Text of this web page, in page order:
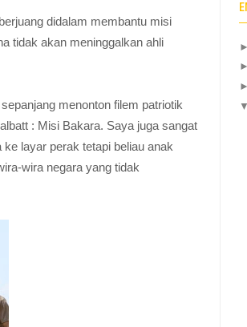
didalam membantu misi
tidak akan meninggalkan ahli
menonton filem patriotik
: Misi Bakara. Saya juga sangat
layar perak tetapi beliau anak
wira negara yang tidak